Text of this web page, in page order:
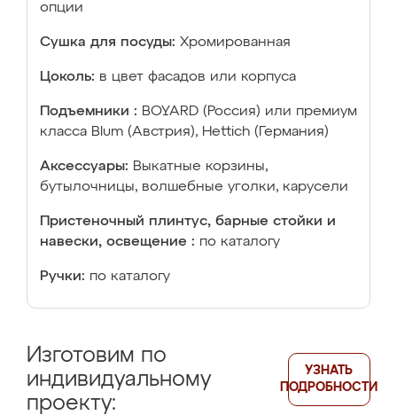
опции
Сушка для посуды: Хромированная
Цоколь: в цвет фасадов или корпуса
Подъемники : BOYARD (Россия) или премиум
класса Blum (Австрия), Hettich (Германия)
Аксессуары: Выкатные корзины,
бутылочницы, волшебные уголки, карусели
Пристеночный плинтус, барные стойки и
навески, освещение : по каталогу
Ручки: по каталогу
Изготовим по
индивидуальному
проекту:
УЗНАТЬ
ПОДРОБНОСТИ